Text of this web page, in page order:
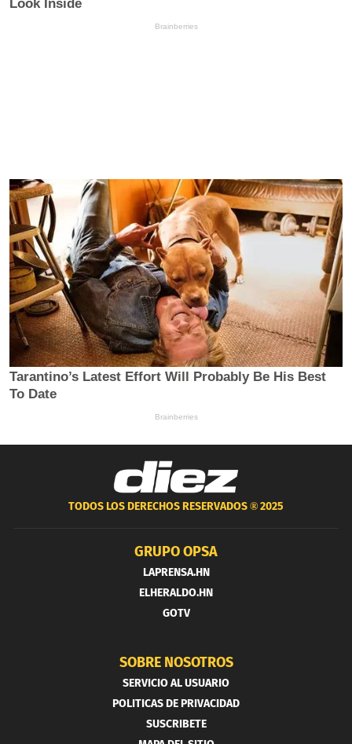
TODOS LOS DERECHOS RESERVADOS ®2025
GRUPO OPSA
LAPRENSA.HN
ELHERALDO.HN
GOTV
SOBRE NOSOTROS
SERVICIO AL USUARIO
POLITICAS DE PRIVACIDAD
SUSCRIBETE